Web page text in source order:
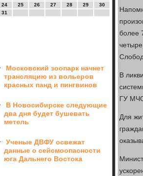
24
25 26 27 28 29
30
31
Московский зоопарк начнет
трансляцию из вольеров
красных панд и пингвинов
В Новосибирске следующие
два дня будет бушевать
метель
Ученые ДВФУ освежат
данные о сейсмоопасности
юга Дальнего Востока
более
В
ГУ
Для